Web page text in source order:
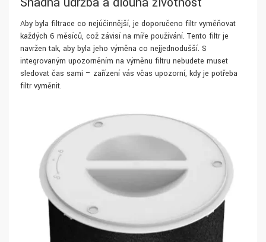
Aby byla filtrace co nejúčinnější, je doporučeno filtr vyměňovat
každých 6 měsíců, což závisí na míře používání. Tento filtr je
navržen tak, aby byla jeho výměna co nejjednodušší. S
integrovaným upozorněním na výměnu filtru nebudete muset
sledovat čas sami – zařízení vás včas upozorní, kdy je potřeba
filtr vyměnit.